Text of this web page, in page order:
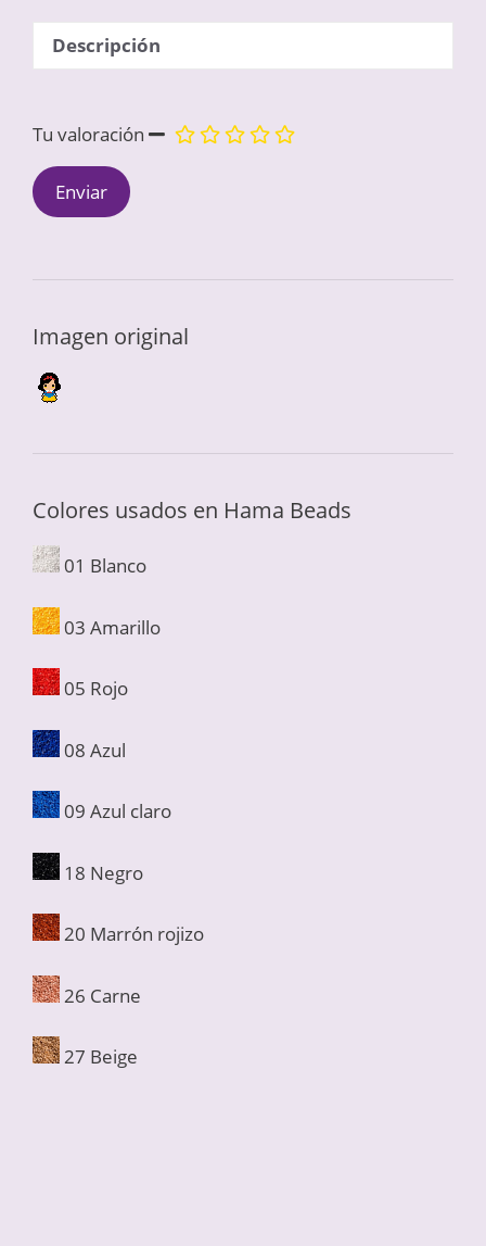
Descripción
Tu valoración
Imagen original
Colores usados en Hama Beads
01 Blanco
03 Amarillo
05 Rojo
08 Azul
09 Azul claro
18 Negro
20 Marrón rojizo
26 Carne
27 Beige